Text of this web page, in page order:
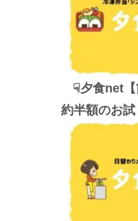
☟夕食net【
約半額のお試